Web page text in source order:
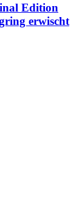
Edition
erwischt